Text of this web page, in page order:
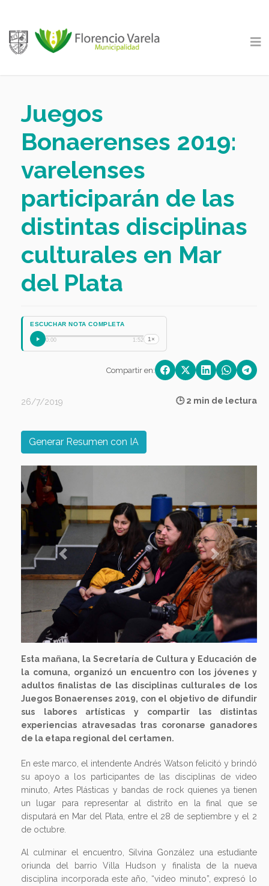
Juegos
Bonaerenses 2019:
varelenses
participarán de las
distintas disciplinas
culturales en Mar
del Plata
ESCUCHAR NOTA COMPLETA
0:00 1:52 1×
Compartir en:
26/7/2019 🕒 2 min de lectura
Generar Resumen con IA
Previous Next
Esta mañana, la Secretaría de Cultura y Educación de
la comuna, organizó un encuentro con los jóvenes y
adultos finalistas de las disciplinas culturales de los
Juegos Bonaerenses 2019, con el objetivo de difundir
sus labores artísticas y compartir las distintas
experiencias atravesadas tras coronarse ganadores
de la etapa regional del certamen.
En este marco, el intendente Andrés Watson felicitó y brindó
su apoyo a los participantes de las disciplinas de video
minuto, Artes Plásticas y bandas de rock quienes ya tienen
un lugar para representar al distrito en la final que se
disputará en Mar del Plata, entre el 28 de septiembre y el 2
de octubre.
Al culminar el encuentro, Silvina González una estudiante
oriunda del barrio Villa Hudson y finalista de la nueva
disciplina incorporada este año, “video minuto”, expresó lo